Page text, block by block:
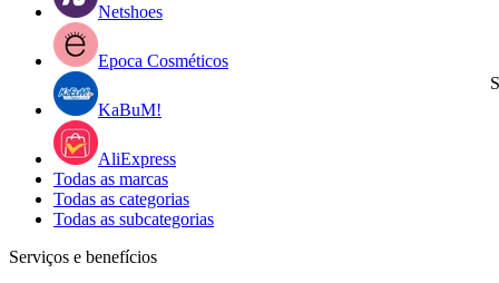
Netshoes
Epoca Cosméticos
KaBuM!
AliExpress
Todas as marcas
Todas as categorias
Todas as subcategorias
Serviços e benefícios